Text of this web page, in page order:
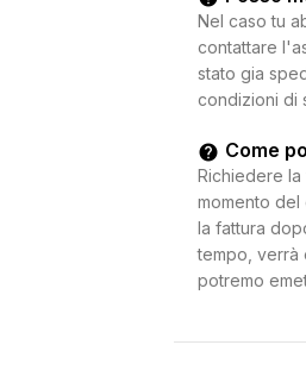
Nel caso tu
contattare
stato gia
condizioni di
Come
Richiedere la
momento del
la fattura
tempo, verrà
potremo